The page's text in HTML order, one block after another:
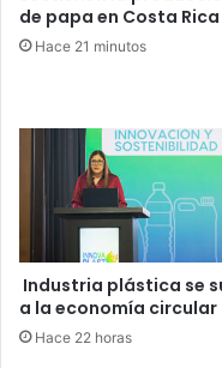
de papa en Costa Rica
Hace 21 minutos
Industria plástica se
a la economía circular
Hace 22 horas